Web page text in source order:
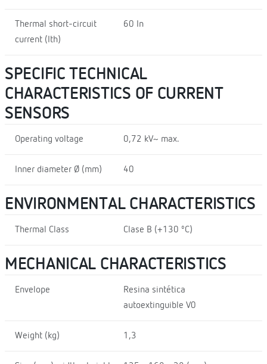
Thermal short-circuit
current (Ith)
60 In
SPECIFIC TECHNICAL
CHARACTERISTICS OF CURRENT
SENSORS
Operating voltage 0,72 kV~ max.
Inner diameter Ø (mm) 40
ENVIRONMENTAL CHARACTERISTICS
Thermal Class Clase B (+130 ºC)
MECHANICAL CHARACTERISTICS
Envelope
Resina sintética
autoextinguible V0
Weight (kg) 1,3